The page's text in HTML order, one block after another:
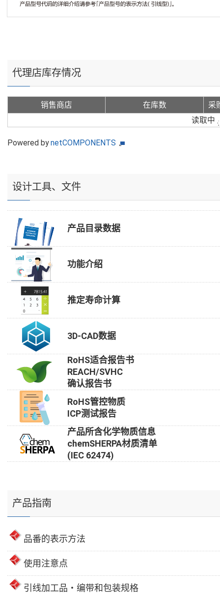
代理店库存情况
销售商店 在库数
采
读取中
Powered bynetCOMPONENTS
设计工具、文件
产品目录数据
功能介绍
推定寿命计算
3D-CAD数据
RoHS适合报告书
REACH/SVHC
确认报告书
RoHS管控物质
ICP测试报告
产品所含化学物质信息
chemSHERPA材质清单
(IEC 62474)
产品指南
品番的表示方法
使用注意点
引线加工品・编带和包装规格